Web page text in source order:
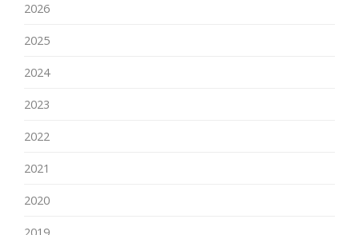
2026
2025
2024
2023
2022
2021
2020